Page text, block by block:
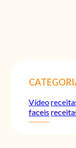
Vídeo
faceis